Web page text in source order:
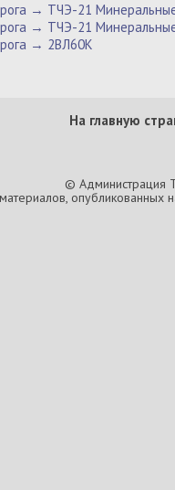
→ ТЧЭ-21
→ ТЧЭ-21
→ 2ВЛ60К
На главную
© Администрация
опубликованных